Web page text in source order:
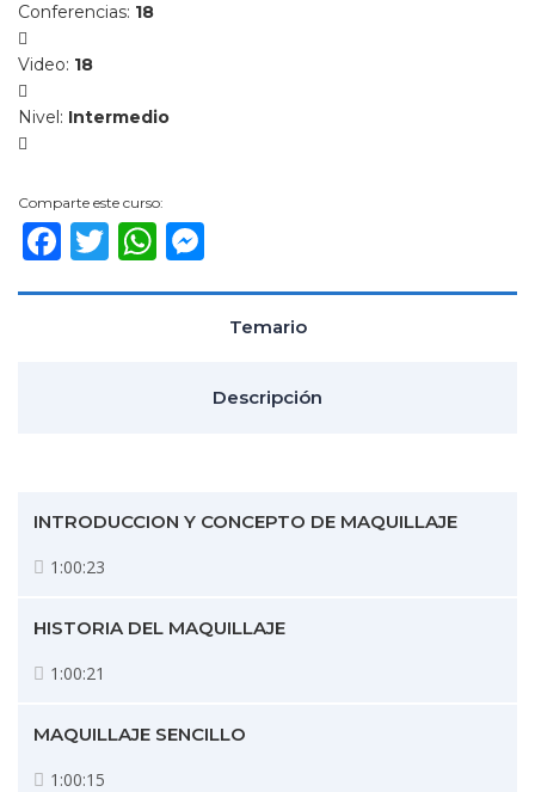
Conferencias: 18
Video: 18
Nivel: Intermedio
Comparte este curso:
Facebook
TwitterWhatsApp
Temario
Descripción
INTRODUCCION Y CONCEPTO DE MAQUILLAJE
1:00:23
HISTORIA DEL MAQUILLAJE
1:00:21
MAQUILLAJE SENCILLO
1:00:15